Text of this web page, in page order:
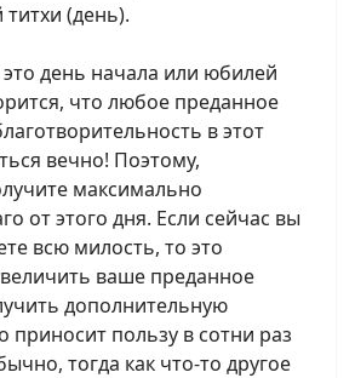
(день).
день начала или юбилей
что любое преданное
в этот
вечно! Поэтому,
максимально
от этого дня. Если сейчас вы
всю милость, то это
ваше преданное
дополнительную
приносит пользу в сотни раз
тогда как что-то другое